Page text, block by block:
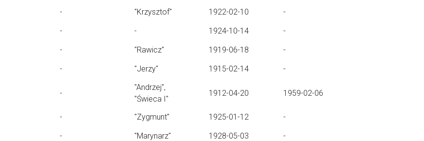
- "Krzysztof" 1922-02-10 -
- - 1924-10-14 -
- "Rawicz" 1919-06-18 -
- "Jerzy" 1915-02-14 -
-
"Andrzej",
"Świeca I"
1912-04-20 1959-02-06
- "Zygmunt" 1925-01-12 -
- "Marynarz" 1928-05-03 -